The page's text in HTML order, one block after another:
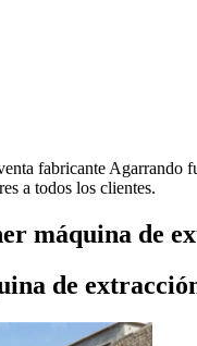
fabricante Agarrando
a todos los clientes.
máquina de
de